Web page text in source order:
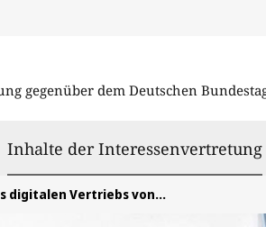
gegenüber dem Deutschen
Inhalte der Interessenvertretung
Vertriebs von Bahnfahrkarten